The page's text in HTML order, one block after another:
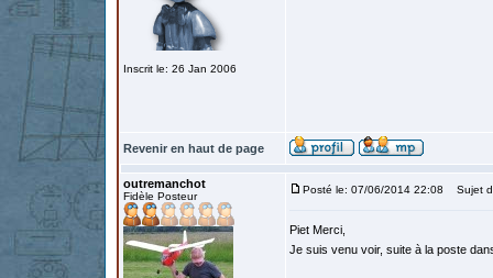
Inscrit le: 26 Jan 2006
Revenir en haut de page
outremanchot
Fidèle Posteur
Posté le: 07/06/2014 22:08 Sujet
Piet Merci,
Je suis venu voir, suite à la poste